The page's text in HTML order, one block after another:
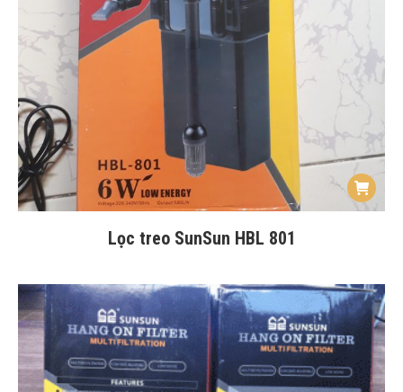
Lọc treo SunSun HBL 801